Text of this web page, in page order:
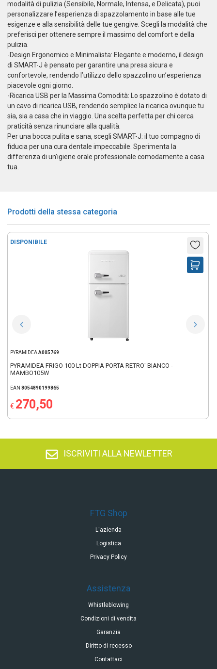
modalità di pulizia (Sensibile, Normale, Intensa, e Delicata), puoi
personalizzare l’esperienza di spazzolamento in base alle tue
esigenze e alla sensibilità delle tue gengive. Scegli la modalità che
preferisci per ottenere sempre il massimo del comfort e della
pulizia.
-Design Ergonomico e Minimalista: Elegante e moderno, il design
di SMART-J è pensato per garantire una presa sicura e
confortevole, rendendo l’utilizzo dello spazzolino un’esperienza
piacevole ogni giorno.
-Ricarica USB per la Massima Comodità: Lo spazzolino è dotato di
un cavo di ricarica USB, rendendo semplice la ricarica ovunque tu
sia, sia a casa che in viaggio. Una scelta perfetta per chi cerca
praticità senza rinunciare alla qualità.
Per una bocca pulita e sana, scegli SMART-J: il tuo compagno di
fiducia per una cura dentale impeccabile. Sperimenta la
differenza di un’igiene orale professionale comodamente a casa
tua.
Prodotti della stessa categoria
DISPONIBILE
PYRAMIDEAA005769
PYRAMIDEA FRIGO 100 Lt DOPPIA PORTA RETRO' BIANCO -
MAMBO105W
EAN 8054890199865
€ 270,50
ISCRIVITI ALLA NEWLETTER
FTG Shop
L'azienda
Logistica
Privacy Policy
Assistenza
Whistleblowing
Condizioni di vendita
Garanzia
Diritto di recesso
Contattaci